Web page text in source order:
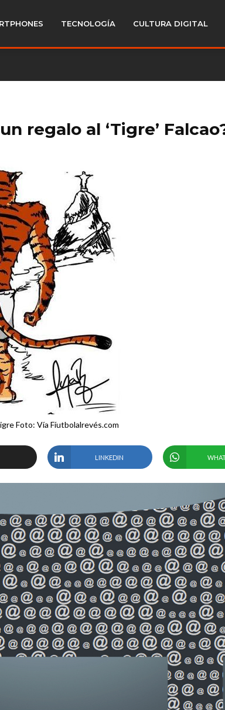
TECNOLOGÍA CULTURA DIGITAL
regalo al ‘Tigre’
Foto: Vía Fíutbolalrevés.com
LINKEDIN